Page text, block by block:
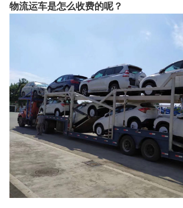
物流运车是怎么收费的呢？